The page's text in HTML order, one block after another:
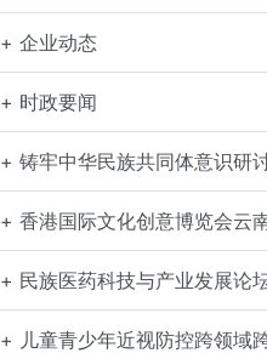
+ 企业动态
+ 时政要闻
+ 铸牢中华民族共同体意识研
+ 香港国际文化创意博览会云
+ 民族医药科技与产业发展论
+ 儿童青少年近视防控跨领域